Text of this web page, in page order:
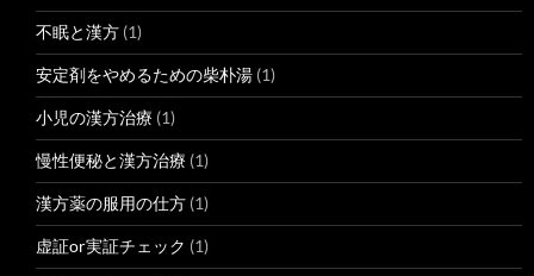
不眠と漢方 (1)
安定剤をやめるための柴朴湯 (1)
小児の漢方治療 (1)
慢性便秘と漢方治療 (1)
漢方薬の服用の仕方 (1)
虚証or実証チェック (1)